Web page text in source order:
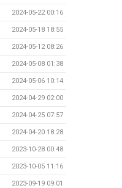
2024-05-22 00:16
2024-05-18 18:55
2024-05-12 08:26
2024-05-08 01:38
2024-05-06 10:14
2024-04-29 02:00
2024-04-25 07:57
2024-04-20 18:28
2023-10-28 00:48
2023-10-05 11:16
2023-09-19 09:01